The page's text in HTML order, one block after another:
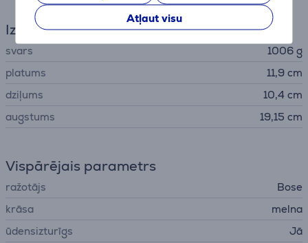
Atļaut visu
Izmēri
svars
1006 g
platums
11,9 cm
dziļums
10,4 cm
augstums
19,15 cm
Vispārējais parametrs
ražotājs
Bose
krāsa
melna
ūdensizturīgs
Jā